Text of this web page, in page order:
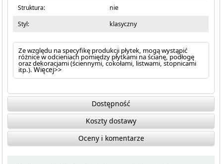
Struktura:
nie
Styl:
klasyczny
Ze względu na specyfikę produkcji płytek, mogą wystąpić
różnice w odcieniach pomiędzy płytkami na ścianę, podłogę
oraz dekoracjami (ściennymi, cokołami, listwami, stopnicami
itp.).Więcej>>
Dostępność
Koszty dostawy
Oceny i komentarze